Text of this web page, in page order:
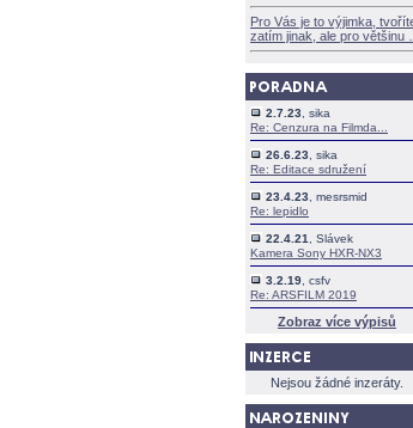
Pro Vás je to výjimka,
zatím jinak, ale pro většinu
2.7.23 , sika
Re: Cenzura na Filmda...
26.6.23 , sika
Re: Editace sdružení
23.4.23 , mesrsmid
Re: lepidlo
22.4.21
, Slávek
Kamera Sony HXR-NX3
3.2.19 , csfv
Re: ARSFILM 2019
Zobraz více výpisů
Nejsou žádné inzeráty.